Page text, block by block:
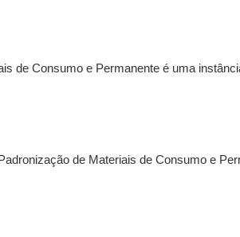
de Consumo e Permanente é uma
de Materiais de Consumo e